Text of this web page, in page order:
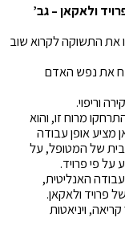
ולאקאן – גב’
את התשוקה לקרוא שוב
את נפש האדם
וריפוי.
מרוח זו, והוא
מציע אופן עבודה
של המטופל, על
פי פרויד.
האנליטית,
פרויד ולאקאן.
ויניאטות